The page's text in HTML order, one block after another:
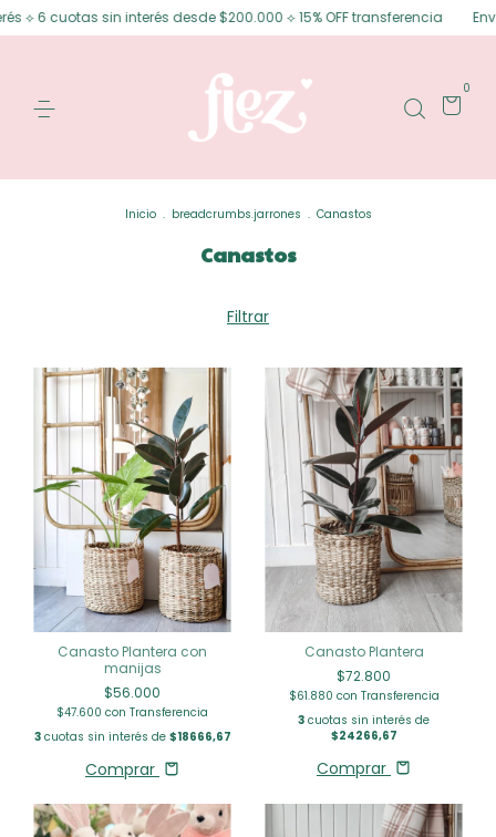
interés desde $200.000 ⟡ 15% OFF transferencia Envíos gratis
0
Inicio . breadcrumbs.jarrones . Canastos
Canastos
Filtrar
Canasto Plantera con
manijas
$56.000
$47.600 con Transferencia
3cuotas sin interés de $18666,67
Comprar
Canasto Plantera
$72.800
$61.880 con Transferencia
3 cuotas sin interés de
$24266,67
Comprar